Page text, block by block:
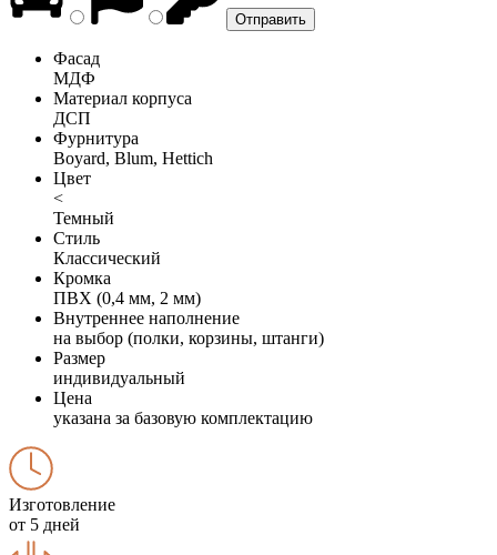
Фасад
МДФ
Материал корпуса
ДСП
Фурнитура
Boyard, Blum, Hettich
Цвет
<
Темный
Стиль
Классический
Кромка
ПВХ (0,4 мм, 2 мм)
Внутреннее наполнение
на выбор (полки, корзины, штанги)
Размер
индивидуальный
Цена
указана за базовую комплектацию
Изготовление
от 5 дней